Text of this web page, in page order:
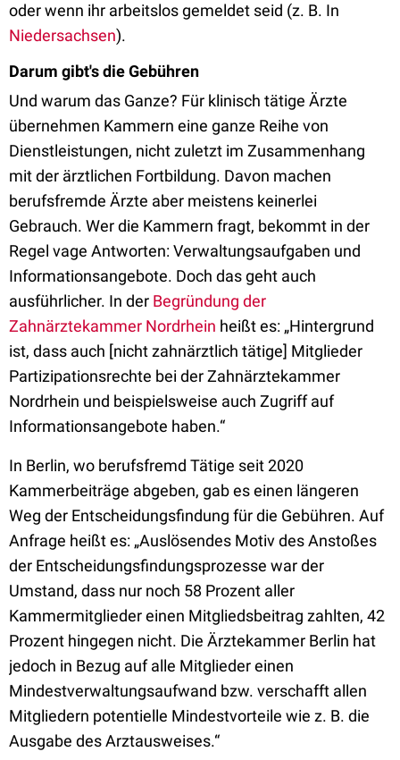
oder wenn ihr arbeitslos gemeldet seid (z. B. In
Niedersachsen).
Darum gibt's die Gebühren
Und warum das Ganze? Für klinisch tätige Ärzte
übernehmen Kammern eine ganze Reihe von
Dienstleistungen, nicht zuletzt im Zusammenhang
mit der ärztlichen Fortbildung. Davon machen
berufsfremde Ärzte aber meistens keinerlei
Gebrauch. Wer die Kammern fragt, bekommt in der
Regel vage Antworten: Verwaltungsaufgaben und
Informationsangebote. Doch das geht auch
ausführlicher. In der Begründung der
Zahnärztekammer Nordrhein heißt es: „Hintergrund
ist, dass auch [nicht zahnärztlich tätige] Mitglieder
Partizipationsrechte bei der Zahnärztekammer
Nordrhein und beispielsweise auch Zugriff auf
Informationsangebote haben.“
In Berlin, wo berufsfremd Tätige seit 2020
Kammerbeiträge abgeben, gab es einen längeren
Weg der Entscheidungsfindung für die Gebühren. Auf
Anfrage heißt es: „Auslösendes Motiv des Anstoßes
der Entscheidungsfindungsprozesse war der
Umstand, dass nur noch 58 Prozent aller
Kammermitglieder einen Mitgliedsbeitrag zahlten, 42
Prozent hingegen nicht. Die Ärztekammer Berlin hat
jedoch in Bezug auf alle Mitglieder einen
Mindestverwaltungsaufwand bzw. verschafft allen
Mitgliedern potentielle Mindestvorteile wie z. B. die
Ausgabe des Arztausweises.“